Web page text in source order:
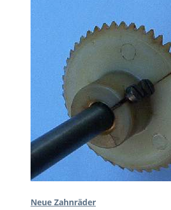
Neue Zahnräder